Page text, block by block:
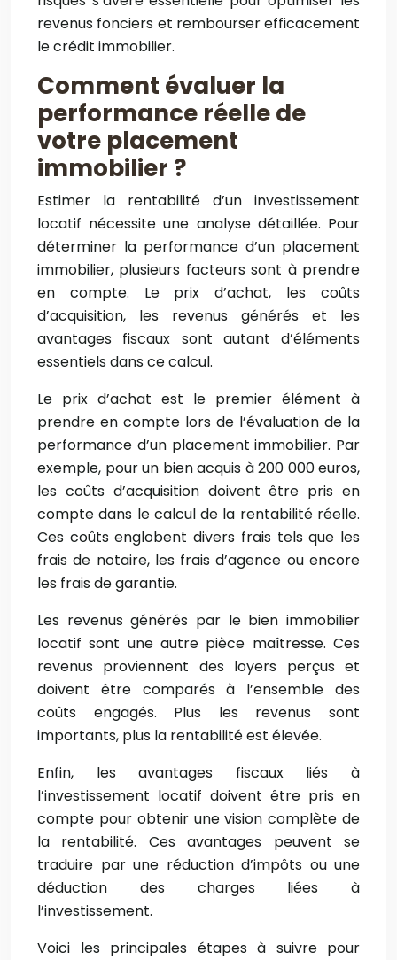
revenus fonciers et rembourser efficacement
le crédit immobilier.
Comment évaluer la
performance réelle de
votre placement
immobilier ?
Estimer la rentabilité d’un investissement
locatif nécessite une analyse détaillée. Pour
déterminer la performance d’un placement
immobilier, plusieurs facteurs sont à prendre
en compte. Le prix d’achat, les coûts
d’acquisition, les revenus générés et les
avantages fiscaux sont autant d’éléments
essentiels dans ce calcul.
Le prix d’achat est le premier élément à
prendre en compte lors de l’évaluation de la
performance d’un placement immobilier. Par
exemple, pour un bien acquis à 200 000 euros,
les coûts d’acquisition doivent être pris en
compte dans le calcul de la rentabilité réelle.
Ces coûts englobent divers frais tels que les
frais de notaire, les frais d’agence ou encore
les frais de garantie.
Les revenus générés par le bien immobilier
locatif sont une autre pièce maîtresse. Ces
revenus proviennent des loyers perçus et
doivent être comparés à l’ensemble des
coûts engagés. Plus les revenus sont
importants, plus la rentabilité est élevée.
Enfin, les avantages fiscaux liés à
l’investissement locatif doivent être pris en
compte pour obtenir une vision complète de
la rentabilité. Ces avantages peuvent se
traduire par une réduction d’impôts ou une
déduction des charges liées à
l’investissement.
Voici les principales étapes à suivre pour